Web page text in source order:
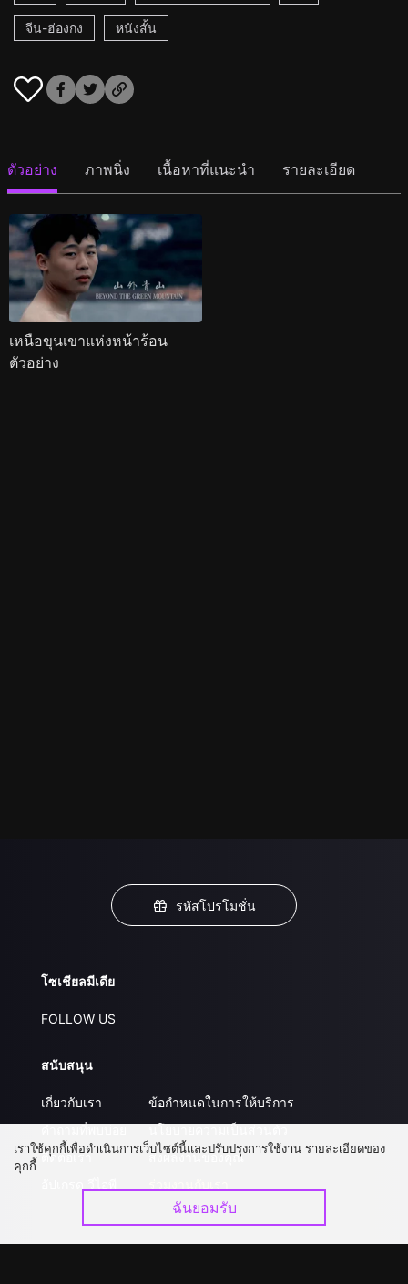
จีน-ฮ่องกง หนังสั้น
ตัวอย่าง ภาพนิ่ง เนื้อหาที่แนะนำ รายละเอียด
เหนือขุนเขาแห่งหน้าร้อน
ตัวอย่าง
รหัสโปรโมชั่น
โซเชียลมีเดีย
FOLLOW US
สนับสนุน
เกี่ยวกับเรา
ติดต่อเรา
ข้อกำหนดในการให้บริการ
ส่งผลงานของคุณ
เราใช้คุกกี้เพื่อดำเนินการเว็บไซต์นี้และปรับปรุงการใช้งาน รายละเอียดของ
คุกกี้
ฉันยอมรับ